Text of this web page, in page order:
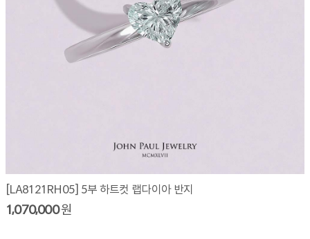
[LA8121RH05] 5부 하트컷 랩다이아 반지
1,070,000원